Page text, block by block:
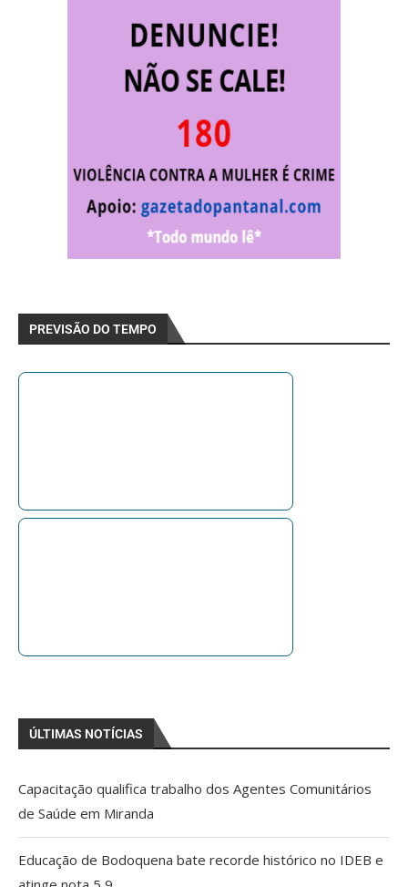
PREVISÃO DO TEMPO
ÚLTIMAS NOTÍCIAS
Capacitação qualifica trabalho dos Agentes Comunitários
de Saúde em Miranda
Educação de Bodoquena bate recorde histórico no IDEB e